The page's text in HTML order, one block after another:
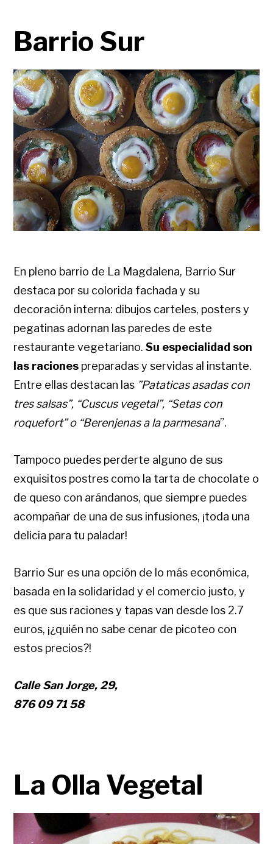
Barrio Sur
En pleno barrio de La Magdalena, Barrio Sur
destaca por su colorida fachada y su
decoración interna: dibujos carteles, posters y
pegatinas adornan las paredes de este
restaurante vegetariano.Su especialidad son
las raciones preparadas y servidas al instante.
Entre ellas destacan las ”Pataticas asadas con
tres salsas”, “Cuscus vegetal”, “Setas con
roquefort” o “Berenjenas a la parmesana”.
Tampoco puedes perderte alguno de sus
exquisitos postres como la tarta de chocolate o
de queso con arándanos, que siempre puedes
acompañar de una de sus infusiones, ¡toda una
delicia para tu paladar!
Barrio Sur es una opción de lo más económica,
basada en la solidaridad y el comercio justo, y
es que sus raciones y tapas van desde los 2.7
euros, ¡¿quién no sabe cenar de picoteo con
estos precios?!
Calle San Jorge, 29,
876 09 71 58
La Olla Vegetal